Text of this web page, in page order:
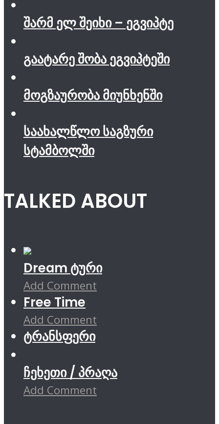
შარმ ელ შეიხი – ეგვიპტე
გაატარე შობა ეგვიპტეში
მოგზაურობა მიუნხენში
საახალწლო საგზური
სტამბოლში
TALKED ABOUT
Dream ტური
Add Comment
Free Time
Add Comment
ტრანსფერი
ჩეხეთი / პრაღა
Add Comment